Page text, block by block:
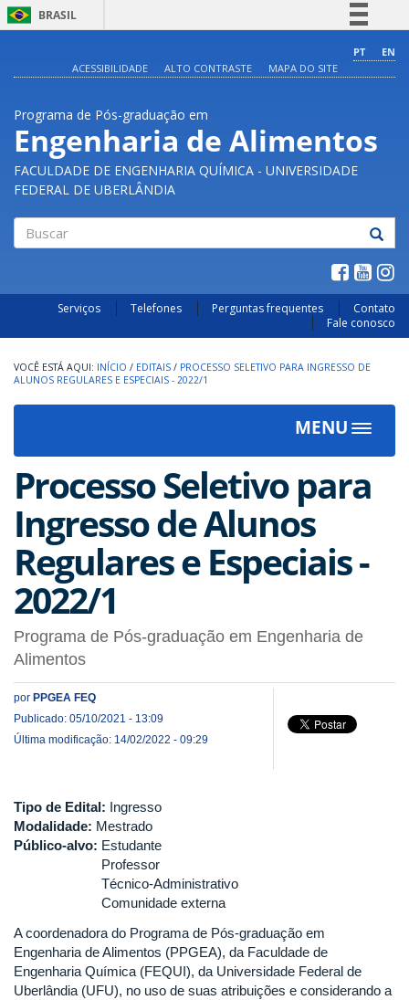
BRASIL
Comunica BR
Acesso à informação
Legislação
PT
EN
ACESSIBILIDADE
ALTO CONTRASTE MAPA DO SITE
Programa de Pós-graduação em
Engenharia de Alimentos
FACULDADE DE ENGENHARIA QUÍMICA - UNIVERSIDADE
FEDERAL DE UBERLÂNDIA
Serviços Telefones Perguntas frequentes
Contato
Fale conosco
INÍCIO / EDITAIS / PROCESSO SELETIVO PARA INGRESSO DE
ALUNOS REGULARES E ESPECIAIS - 2022/1
MENU
Toggle
Processo Seletivo para
Ingresso de Alunos
Regulares e Especiais -
2022/1
Programa de Pós-graduação em Engenharia de
Alimentos
por PPGEA FEQ
Publicado: 05/10/2021 - 13:09
Última modificação: 14/02/2022 - 09:29
Tipo de Edital: Ingresso
Modalidade: Mestrado
Público-alvo: Estudante
Professor
Técnico-Administrativo
Comunidade externa
A coordenadora do Programa de Pós-graduação em
Engenharia de Alimentos (PPGEA), da Faculdade de
Engenharia Química (FEQUI), da Universidade Federal de
Uberlândia (UFU), no uso de suas atribuições e considerando a